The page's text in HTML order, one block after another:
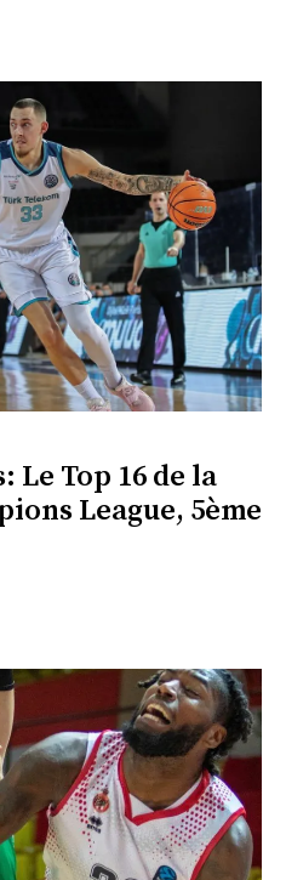
Le Top 16 de la
League, 5ème